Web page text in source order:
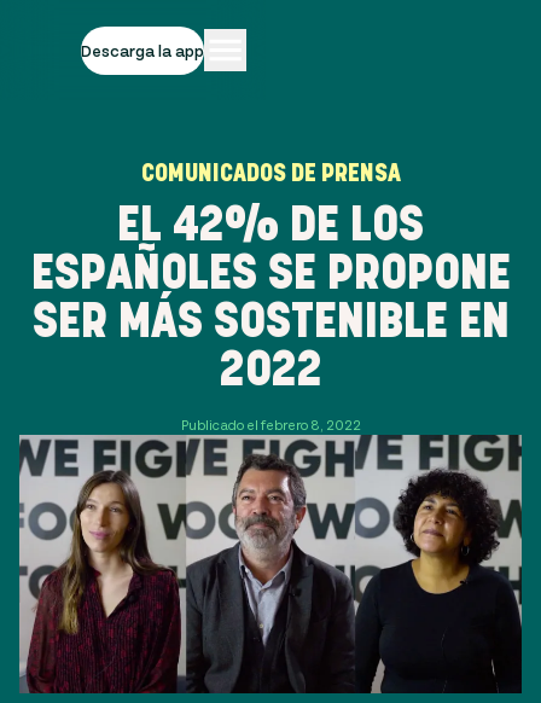
Descarga la app
COMUNICADOS DE PRENSA
EL 42% DE LOS
ESPAÑOLES SE PROPONE
SER MÁS SOSTENIBLE EN
2022
Publicado el febrero 8, 2022